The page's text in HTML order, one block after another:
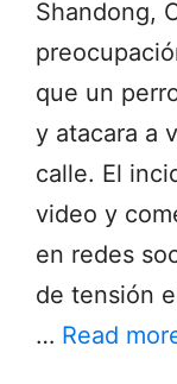
Shandong,
que un
y atacara a
calle. El
video y
en redes
de tensión
… Read